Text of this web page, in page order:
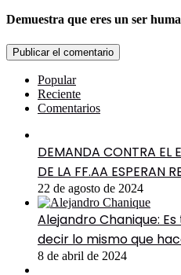
Demuestra que eres un ser
Popular
Reciente
Comentarios
DEMANDA CONTRA EL
DE LA FF.AA ESPERAN
22 de agosto de 2024
Alejandro Chanique:
decir lo mismo que
8 de abril de 2024